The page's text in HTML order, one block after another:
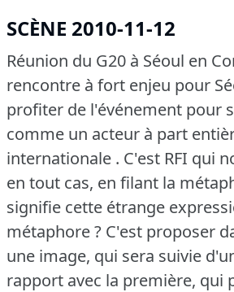
SCÈNE 2010-11-12
Réunion du G20 à Séoul en
rencontre à fort enjeu pour
profiter de l'événement pour
comme un acteur à part
internationale . C'est RFI qui
en tout cas, en filant la
signifie cette étrange
métaphore ? C'est proposer
une image, qui sera suivie
rapport avec la première, qui